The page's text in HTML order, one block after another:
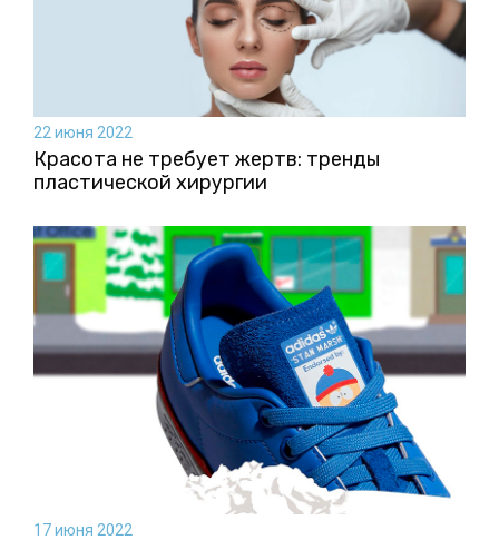
22 июня 2022
Красота не требует жертв: тренды
пластической хирургии
17 июня 2022